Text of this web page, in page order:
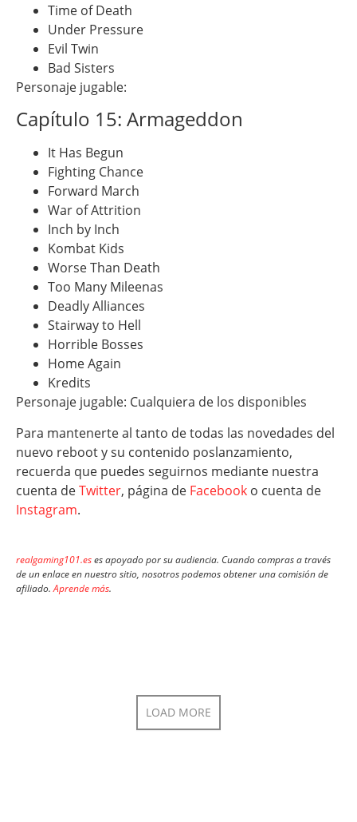
Time of Death
Under Pressure
Evil Twin
Bad Sisters
Personaje jugable:
Capítulo 15: Armageddon
It Has Begun
Fighting Chance
Forward March
War of Attrition
Inch by Inch
Kombat Kids
Worse Than Death
Too Many Mileenas
Deadly Alliances
Stairway to Hell
Horrible Bosses
Home Again
Kredits
Personaje jugable: Cualquiera de los disponibles
Para mantenerte al tanto de todas las novedades del
nuevo reboot y su contenido poslanzamiento,
recuerda que puedes seguirnos mediante nuestra
cuenta deTwitter, página de Facebook o cuenta de
Instagram.
realgaming101.eses apoyado por su audiencia. Cuando compras a través
de un enlace en nuestro sitio, nosotros podemos obtener una comisión de
afiliado.Aprende más.
LOAD MORE